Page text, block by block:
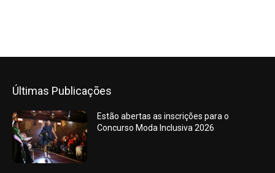
Últimas Publicações
Estão abertas as inscrições para o
Concurso Moda Inclusiva 2026